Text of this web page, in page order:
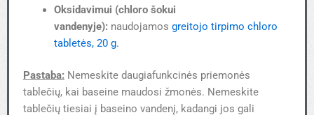
Oksidavimui (chloro šokui
vandenyje): naudojamos greitojo tirpimo chloro
tabletės, 20 g.
Pastaba: Nemeskite daugiafunkcinės priemonės
tablečių, kai baseine maudosi žmonės. Nemeskite
tablečių tiesiai į baseino vandenį, kadangi jos gali